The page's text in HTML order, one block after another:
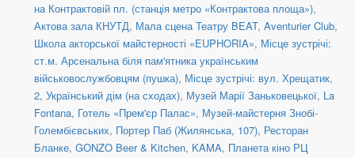
на Контрактовій пл. (станція метро «Контрактова площа»),
Актова зала КНУТД, Мала сцена Театру BEAT, Aventurier Club,
Школа акторської майстерності «EUPHORIA», Місце зустрічі:
ст.м. Арсенальна біля пам'ятника українським
військовослужбовцям (пушка), Місце зустрічі: вул. Хрещатик,
2, Український дім (на сходах), Музей Марії Заньковецької, La
Fontana, Готель «Прем'єр Палас», Музей-майстерня Знобі-
Голембієвських, Портер Паб (Жилянська, 107), Ресторан
Бланке, GONZO Beer & Kitchen, KAMA, Планета кіно РЦ